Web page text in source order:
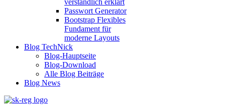
verständlich erklärt
Passwort Generator
Bootstrap Flexibles
Fundament für
moderne Layouts
Blog TechNick
Blog-Hauptseite
Blog-Download
Alle Blog Beiträge
Blog News